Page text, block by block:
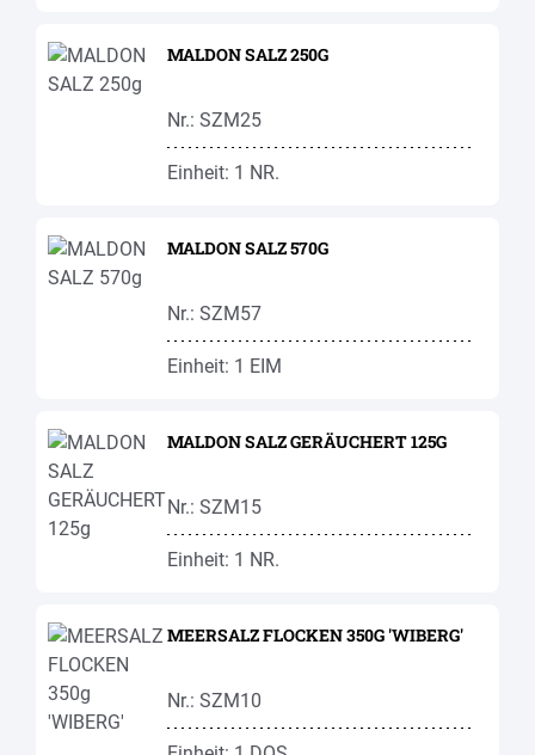
MALDON SALZ 250G
Nr.: SZM25
Einheit: 1 NR.
MALDON SALZ 570G
Nr.: SZM57
Einheit: 1 EIM
MALDON SALZ GERÄUCHERT 125G
Nr.: SZM15
Einheit: 1 NR.
MEERSALZ FLOCKEN 350G 'WIBERG'
Nr.: SZM10